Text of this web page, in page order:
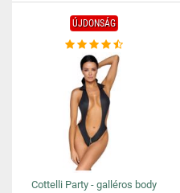
ÚJDONSÁG
Cottelli Party - galléros body